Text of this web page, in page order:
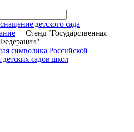
детского сада —
—Стенд "Государственная